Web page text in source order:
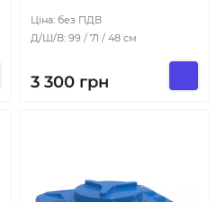
Ціна: без ПДВ
Д/Ш/В: 99 / 71 / 48 см
3 300 грн